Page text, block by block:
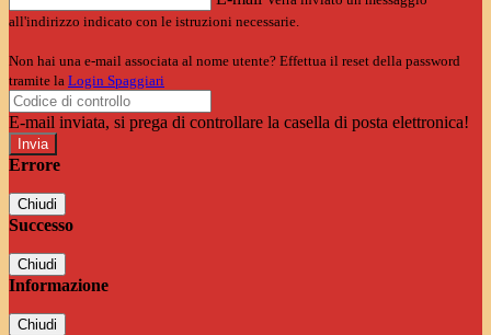
all'indirizzo indicato con le istruzioni necessarie.
Non hai una e-mail associata al nome utente? Effettua il reset della password
tramite la Login Spaggiari
E-mail inviata, si prega di controllare la casella di posta elettronica!
Errore
Chiudi
Successo
Chiudi
Informazione
Chiudi